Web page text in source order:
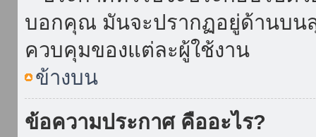
บอกคุณ มันจะปรากฏอยู่ด้านบน
ควบคุมของแต่ละผู้ใช้งาน
ข้างบน
ข้อความประกาศ คืออะไร?